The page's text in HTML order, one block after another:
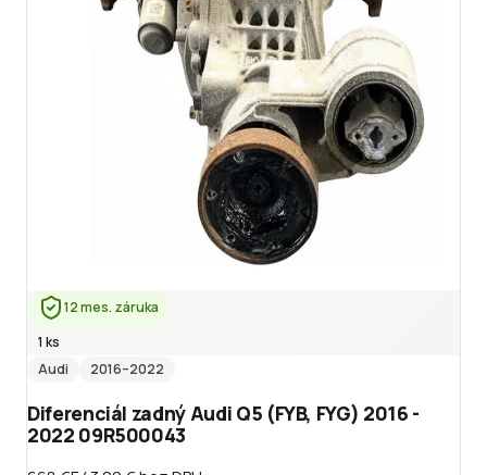
12 mes. záruka
1 ks
Audi
2016–2022
Diferenciál zadný Audi Q5 (FYB, FYG) 2016 -
2022 09R500043